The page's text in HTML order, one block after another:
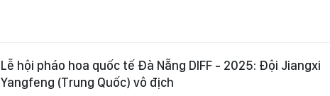
Lễ hội pháo hoa quốc tế Đà Nẵng DIFF - 2025: Đội Jiangxi
Yangfeng (Trung Quốc) vô địch